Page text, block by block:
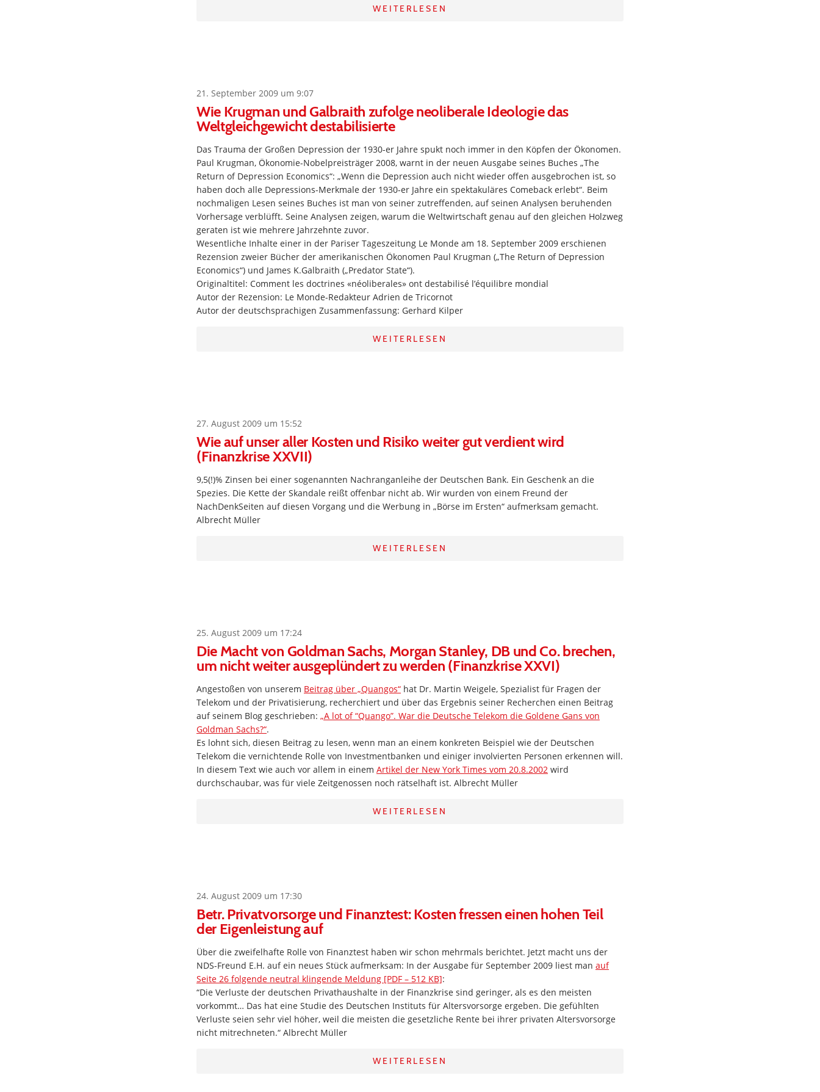
WEITERLESEN
21. September 2009 um 9:07
Wie Krugman und Galbraith zufolge neoliberale Ideologie das
Weltgleichgewicht destabilisierte
Das Trauma der Großen Depression der 1930-er Jahre spukt noch immer in den Köpfen der Ökonomen.
Paul Krugman, Ökonomie-Nobelpreisträger 2008, warnt in der neuen Ausgabe seines Buches „The
Return of Depression Economics“: „Wenn die Depression auch nicht wieder offen ausgebrochen ist, so
haben doch alle Depressions-Merkmale der 1930-er Jahre ein spektakuläres Comeback erlebt“. Beim
nochmaligen Lesen seines Buches ist man von seiner zutreffenden, auf seinen Analysen beruhenden
Vorhersage verblüfft. Seine Analysen zeigen, warum die Weltwirtschaft genau auf den gleichen Holzweg
geraten ist wie mehrere Jahrzehnte zuvor.
Wesentliche Inhalte einer in der Pariser Tageszeitung Le Monde am 18. September 2009 erschienen
Rezension zweier Bücher der amerikanischen Ökonomen Paul Krugman („The Return of Depression
Economics“) und James K.Galbraith („Predator State“).
Originaltitel: Comment les doctrines «néoliberales» ont destabilisé l’équilibre mondial
Autor der Rezension: Le Monde-Redakteur Adrien de Tricornot
Autor der deutschsprachigen Zusammenfassung: Gerhard Kilper
WEITERLESEN
27. August 2009 um 15:52
Wie auf unser aller Kosten und Risiko weiter gut verdient wird
(Finanzkrise XXVII)
9,5(!)% Zinsen bei einer sogenannten Nachranganleihe der Deutschen Bank. Ein Geschenk an die
Spezies. Die Kette der Skandale reißt offenbar nicht ab. Wir wurden von einem Freund der
NachDenkSeiten auf diesen Vorgang und die Werbung in „Börse im Ersten“ aufmerksam gemacht.
Albrecht Müller
WEITERLESEN
25. August 2009 um 17:24
Die Macht von Goldman Sachs, Morgan Stanley, DB und Co. brechen,
um nicht weiter ausgeplündert zu werden (Finanzkrise XXVI)
Angestoßen von unserem Beitrag über „Quangos“ hat Dr. Martin Weigele, Spezialist für Fragen der
Telekom und der Privatisierung, recherchiert und über das Ergebnis seiner Recherchen einen Beitrag
auf seinem Blog geschrieben: „A lot of “Quango”. War die Deutsche Telekom die Goldene Gans von
Goldman Sachs?“.
Es lohnt sich, diesen Beitrag zu lesen, wenn man an einem konkreten Beispiel wie der Deutschen
Telekom die vernichtende Rolle von Investmentbanken und einiger involvierten Personen erkennen will.
In diesem Text wie auch vor allem in einem Artikel der New York Times vom 20.8.2002 wird
durchschaubar, was für viele Zeitgenossen noch rätselhaft ist. Albrecht Müller
WEITERLESEN
24. August 2009 um 17:30
Betr. Privatvorsorge und Finanztest: Kosten fressen einen hohen Teil
der Eigenleistung auf
Über die zweifelhafte Rolle von Finanztest haben wir schon mehrmals berichtet. Jetzt macht uns der
NDS-Freund E.H. auf ein neues Stück aufmerksam: In der Ausgabe für September 2009 liest man auf
Seite 26 folgende neutral klingende Meldung [PDF – 512 KB]:
“Die Verluste der deutschen Privathaushalte in der Finanzkrise sind geringer, als es den meisten
vorkommt… Das hat eine Studie des Deutschen Instituts für Altersvorsorge ergeben. Die gefühlten
Verluste seien sehr viel höher, weil die meisten die gesetzliche Rente bei ihrer privaten Altersvorsorge
nicht mitrechneten.“ Albrecht Müller
WEITERLESEN